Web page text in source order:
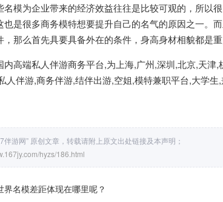
名模为企业带来的经济效益往往是比较可观的，所以
也是很多商务模特想要提升自己的名气的原因之一。
那么首先具要具备外在的条件，身高身材相貌都是
内高端私人伴游商务平台,为上海,广州,深圳,北京,天津
人伴游,商务伴游,结伴出游,空姐,模特兼职平台,大学生
伴游网” 原创文章，转载请附上原文出处链接及本声明；
hyzs/186.html
界名模差距体现在哪里呢？